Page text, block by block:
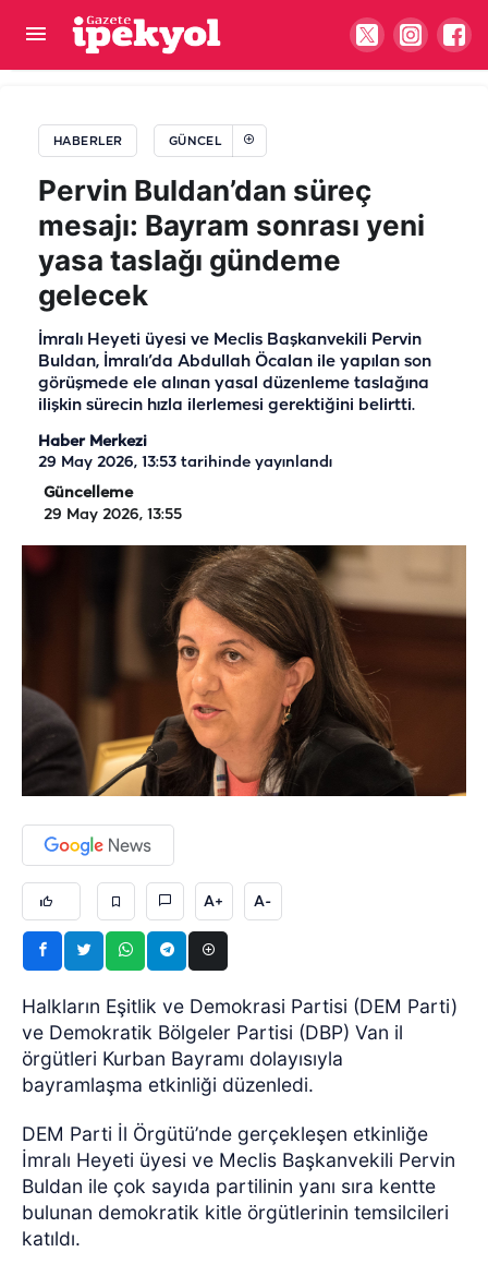
HABERLER GÜNCEL
Pervin Buldan’dan süreç
mesajı: Bayram sonrası yeni
yasa taslağı gündeme
gelecek
İmralı Heyeti üyesi ve Meclis Başkanvekili Pervin
Buldan, İmralı’da Abdullah Öcalan ile yapılan son
görüşmede ele alınan yasal düzenleme taslağına
ilişkin sürecin hızla ilerlemesi gerektiğini belirtti.
Haber Merkezi
29 May 2026, 13:53 tarihinde yayınlandı
Güncelleme
29 May 2026, 13:55
A+ A-
Halkların Eşitlik ve Demokrasi Partisi (DEM Parti)
ve Demokratik Bölgeler Partisi (DBP) Van il
örgütleri Kurban Bayramı dolayısıyla
bayramlaşma etkinliği düzenledi.
DEM Parti İl Örgütü’nde gerçekleşen etkinliğe
İmralı Heyeti üyesi ve Meclis Başkanvekili Pervin
Buldan ile çok sayıda partilinin yanı sıra kentte
bulunan demokratik kitle örgütlerinin temsilcileri
katıldı.
Şanlıurfa’da deprem hissi uyandıran gürültü!